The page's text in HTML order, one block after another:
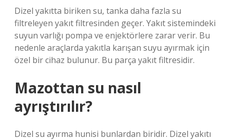
Dizel yakıtta biriken su, tanka daha fazla su
filtreleyen yakıt filtresinden geçer. Yakıt sistemindeki
suyun varlığı pompa ve enjektörlere zarar verir. Bu
nedenle araçlarda yakıtla karışan suyu ayırmak için
özel bir cihaz bulunur. Bu parça yakıt filtresidir.
Mazottan su nasıl
ayrıştırılır?
Dizel su ayırma hunisi bunlardan biridir. Dizel yakıtı